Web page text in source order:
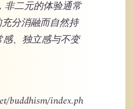
非二元的体验通常
分消融而自然持
、独立感与不变
buddhism/index.ph